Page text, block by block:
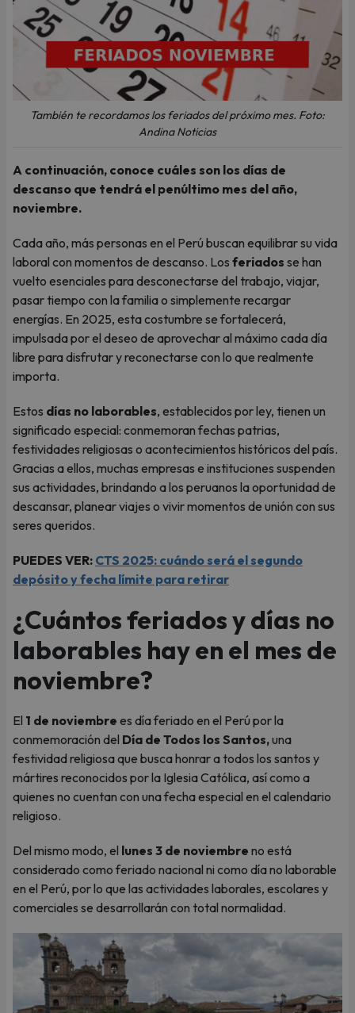
También te recordamos los feriados del próximo mes. Foto:
Andina Noticias
A continuación, conoce cuáles son los días de
descanso que tendrá el penúltimo mes del año,
noviembre.
Cada año, más personas en el Perú buscan equilibrar su vida
laboral con momentos de descanso. Los feriados se han
vuelto esenciales para desconectarse del trabajo, viajar,
pasar tiempo con la familia o simplemente recargar
energías. En 2025, esta costumbre se fortalecerá,
impulsada por el deseo de aprovechar al máximo cada día
libre para disfrutar y reconectarse con lo que realmente
importa.
Estos días no laborables, establecidos por ley, tienen un
significado especial: conmemoran fechas patrias,
festividades religiosas o acontecimientos históricos del país.
Gracias a ellos, muchas empresas e instituciones suspenden
sus actividades, brindando a los peruanos la oportunidad de
descansar, planear viajes o vivir momentos de unión con sus
seres queridos.
PUEDES VER: CTS 2025: cuándo será el segundo
depósito y fecha límite para retirar
¿Cuántos feriados y días no
laborables hay en el mes de
noviembre?
El 1 de noviembre es día feriado en el Perú por la
conmemoración del Día de Todos los Santos,una
festividad religiosa que busca honrar a todos los santos y
mártires reconocidos por la Iglesia Católica, así como a
quienes no cuentan con una fecha especial en el calendario
religioso.
Del mismo modo, el lunes 3 de noviembre no está
considerado como feriado nacional ni como día no laborable
en el Perú, por lo que las actividades laborales, escolares y
comerciales se desarrollarán con total normalidad.